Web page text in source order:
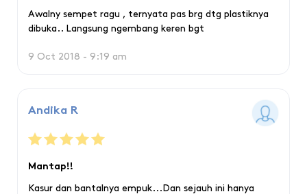
Awalny sempet ragu , ternyata pas brg dtg plastiknya
dibuka.. Langsung ngembang keren bgt
9 Oct 2018 - 9:19 am
Andika R
Mantap!!
Kasur dan bantalnya empuk...Dan sejauh ini hanya